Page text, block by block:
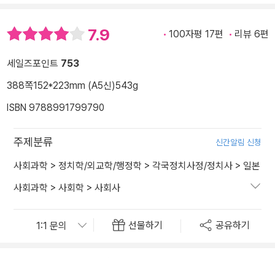
7.9 100자평 17편 리뷰 6편
세일즈포인트 753
388쪽152*223mm (A5신)543g
ISBN 9788991799790
주제분류 신간알림 신청
사회과학 > 정치학/외교학/행정학 > 각국정치사정/정치사 > 일본
사회과학 > 사회학 > 사회사
선물하기 공유하기